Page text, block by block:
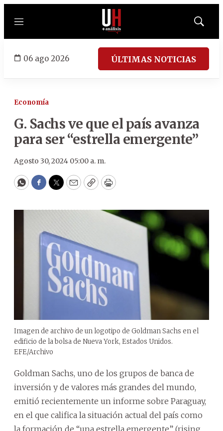
Menú
Mostrar
06 ago 2026 ÚLTIMAS NOTICIAS
Economía
G. Sachs ve que el país avanza
para ser “estrella emergente”
Agosto 30, 2024 05:00 a. m.
WhatsApp
Facebook
Twitter
EmailCopyPrint
Imagen de archivo de un logotipo de Goldman Sachs en el
edificio de la bolsa de Nueva York, Estados Unidos.
EFE/Archivo
Goldman Sachs, uno de los grupos de banca de
inversión y de valores más grandes del mundo,
emitió recientemente un informe sobre Paraguay,
en el que califica la situación actual del país como
la formación de “una estrella emergente” (rising